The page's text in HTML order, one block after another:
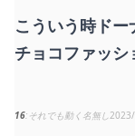
こういう時ド
チョコファッ
16 それでも動く名無し